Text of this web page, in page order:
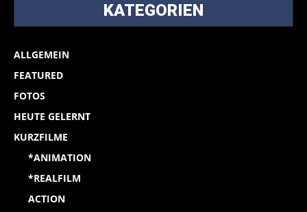
KATEGORIEN
ALLGEMEIN
FEATURED
FOTOS
HEUTE GELERNT
KURZFILME
*ANIMATION
*REALFILM
ACTION